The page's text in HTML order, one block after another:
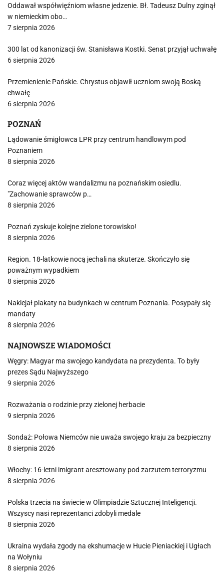
Oddawał współwięźniom własne jedzenie. Bł. Tadeusz Dulny zginął
w niemieckim obo…
7 sierpnia 2026
300 lat od kanonizacji św. Stanisława Kostki. Senat przyjął uchwałę
6 sierpnia 2026
Przemienienie Pańskie. Chrystus objawił uczniom swoją Boską
chwałę
6 sierpnia 2026
POZNAŃ
Lądowanie śmigłowca LPR przy centrum handlowym pod
Poznaniem
8 sierpnia 2026
Coraz więcej aktów wandalizmu na poznańskim osiedlu.
"Zachowanie sprawców p…
8 sierpnia 2026
Poznań zyskuje kolejne zielone torowisko!
8 sierpnia 2026
Region. 18-latkowie nocą jechali na skuterze. Skończyło się
poważnym wypadkiem
8 sierpnia 2026
Naklejał plakaty na budynkach w centrum Poznania. Posypały się
mandaty
8 sierpnia 2026
NAJNOWSZE WIADOMOŚCI
Węgry: Magyar ma swojego kandydata na prezydenta. To były
prezes Sądu Najwyższego
9 sierpnia 2026
Rozważania o rodzinie przy zielonej herbacie
9 sierpnia 2026
Sondaż: Połowa Niemców nie uważa swojego kraju za bezpieczny
8 sierpnia 2026
Włochy: 16-letni imigrant aresztowany pod zarzutem terroryzmu
8 sierpnia 2026
Polska trzecia na świecie w Olimpiadzie Sztucznej Inteligencji.
Wszyscy nasi reprezentanci zdobyli medale
8 sierpnia 2026
Ukraina wydała zgody na ekshumacje w Hucie Pieniackiej i Ugłach
na Wołyniu
8 sierpnia 2026